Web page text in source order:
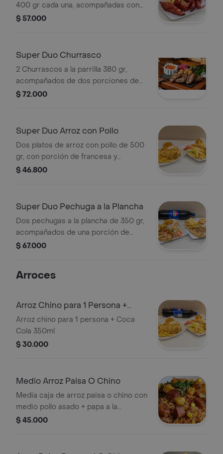
400 gr cada una, acompañadas con
una porción de francesa cada una,
con una gaseosa pepsi 1.5lt.
$ 57.000
Super Duo Churrasco
2 Churrascos a la parrilla 380 gr,
acompañados de dos porciones de
francesa y ensalada(tomate, cebolla,
$ 72.000
Super Duo Arroz con Pollo
Dos platos de arroz con pollo de 500
gr, con porción de francesa y
ensalada (tomate, cebolla, lechuga).
$ 46.800
Super Duo Pechuga a la Plancha
Dos pechugas a la plancha de 350 gr,
acompañados de una porción de
francesa cada una, una porción de
pepsi 1.5lt.
$ 67.000
Arroces
Arroz Chino para 1 Persona +
Coca Cola 350ml
Arroz chino para 1 persona + Coca
Cola 350ml
$ 30.000
Medio Arroz Paisa O Chino
Media caja de arroz paisa o chino con
medio pollo asado + papa a la
francesa
$ 45.000